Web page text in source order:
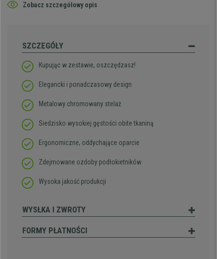
Zobacz szczegółowy opis
SZCZEGÓŁY
Kupując w zestawie, oszczędzasz!
Elegancki i ponadczasowy design
Metalowy chromowany stelaż
Siedzisko wysokiej gęstości obite tkaniną
Ergonomiczne, oddychające oparcie
Zdejmowane ozdoby podłokietników
Wysoka jakość produkcji
WYSŁKA I ZWROTY
FORMY PŁATNOŚCI